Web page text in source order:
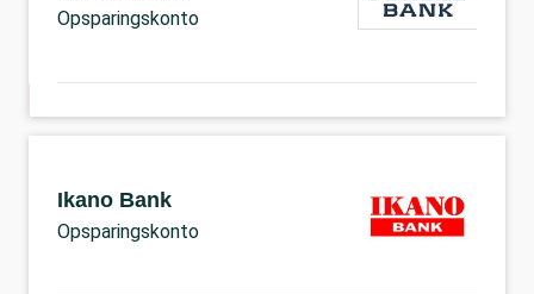
Opsparingskonto
Ikano Bank
Opsparingskonto